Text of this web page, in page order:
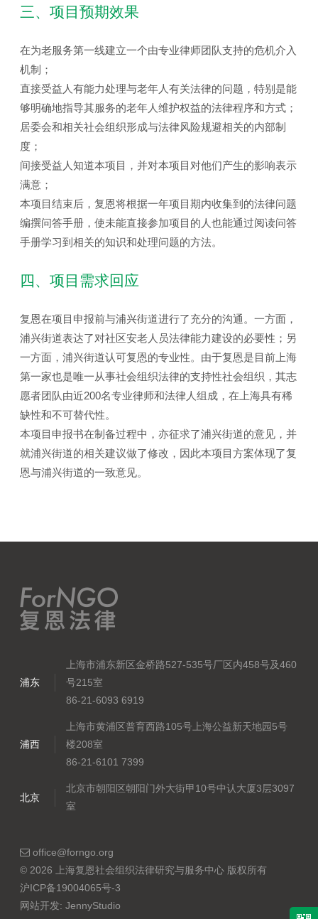
三、项目预期效果
在为老服务第一线建立一个由专业律师团队支持的危机介入
机制；
直接受益人有能力处理与老年人有关法律的问题，特别是能
够明确地指导其服务的老年人维护权益的法律程序和方式；
居委会和相关社会组织形成与法律风险规避相关的内部制
度；
间接受益人知道本项目，并对本项目对他们产生的影响表示
满意；
本项目结束后，复恩将根据一年项目期内收集到的法律问题
编撰问答手册，使未能直接参加项目的人也能通过阅读问答
手册学习到相关的知识和处理问题的方法。
四、项目需求回应
复恩在项目申报前与浦兴街道进行了充分的沟通。一方面，
浦兴街道表达了对社区安老人员法律能力建设的必要性；另
一方面，浦兴街道认可复恩的专业性。由于复恩是目前上海
第一家也是唯一从事社会组织法律的支持性社会组织，其志
愿者团队由近200名专业律师和法律人组成，在上海具有稀
缺性和不可替代性。
本项目申报书在制备过程中，亦征求了浦兴街道的意见，并
就浦兴街道的相关建议做了修改，因此本项目方案体现了复
恩与浦兴街道的一致意见。
浦东
上海市浦东新区金桥路527-535号厂区内458号及460
号215室
86-21-6093 6919
浦西
上海市黄浦区普育西路105号上海公益新天地园5号
楼208室
86-21-6101 7399
北京
北京市朝阳区朝阳门外大街甲10号中认大厦3层3097
室
office@forngo.org
© 2026 上海复恩社会组织法律研究与服务中心 版权所有
沪ICP备19004065号-3
网站开发: JennyStudio